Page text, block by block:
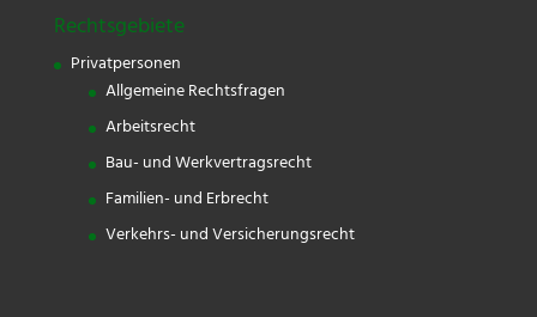
Rechtsgebiete
Privatpersonen
Allgemeine Rechtsfragen
Arbeitsrecht
Bau- und Werkvertragsrecht
Familien- und Erbrecht
Verkehrs- und Versicherungsrecht